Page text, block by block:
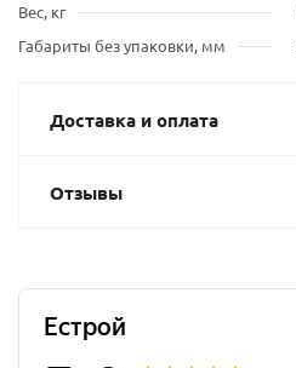
Вес, кг
Габариты без упаковки, мм
Доставка и оплата
Отзывы